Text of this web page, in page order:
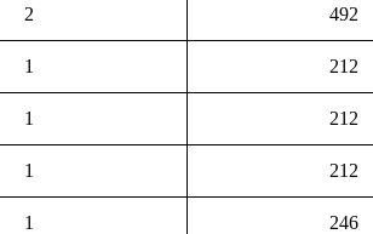
2 492
1 212
1 212
1 212
1 246